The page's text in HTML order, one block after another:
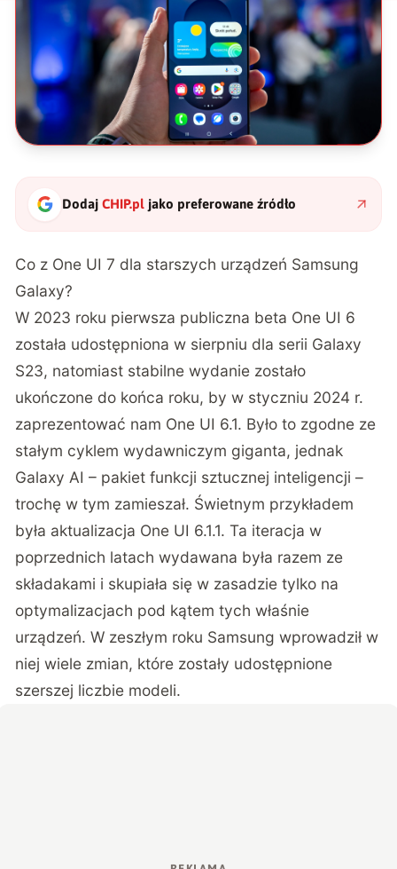
DodajCHIP.pl jako preferowane źródło
Co z One UI 7 dla starszych urządzeń Samsung
Galaxy?
W 2023 roku pierwsza publiczna beta One UI 6
została udostępniona w sierpniu dla serii Galaxy
S23, natomiast stabilne wydanie zostało
ukończone do końca roku, by w styczniu 2024 r.
zaprezentować nam One UI 6.1. Było to zgodne ze
stałym cyklem wydawniczym giganta, jednak
Galaxy AI – pakiet funkcji sztucznej inteligencji –
trochę w tym zamieszał. Świetnym przykładem
była aktualizacja One UI 6.1.1. Ta iteracja w
poprzednich latach wydawana była razem ze
składakami i skupiała się w zasadzie tylko na
optymalizacjach pod kątem tych właśnie
urządzeń. W zeszłym roku Samsung wprowadził w
niej wiele zmian, które zostały udostępnione
szerszej liczbie modeli.